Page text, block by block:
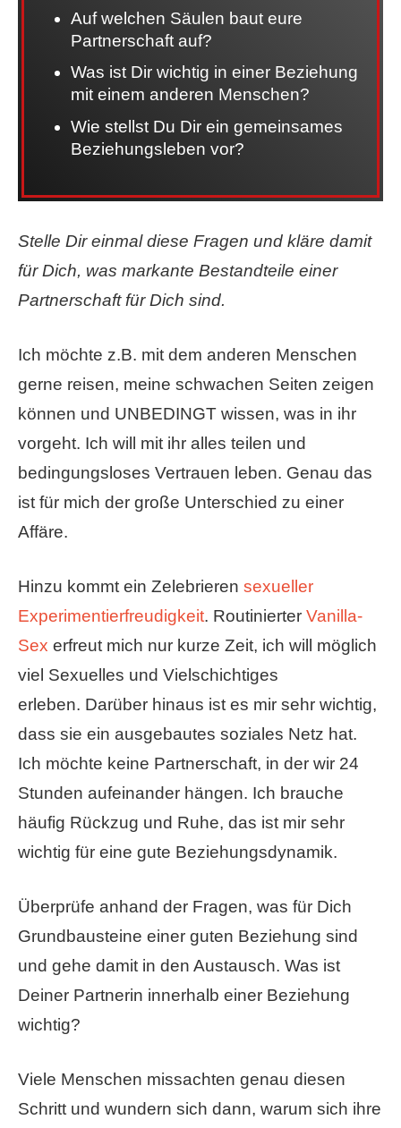
Auf welchen Säulen baut eure
Partnerschaft auf?
Was ist Dir wichtig in einer Beziehung
mit einem anderen Menschen?
Wie stellst Du Dir ein gemeinsames
Beziehungsleben vor?
Stelle Dir einmal diese Fragen und kläre damit
für Dich, was markante Bestandteile einer
Partnerschaft für Dich sind.
Ich möchte z.B. mit dem anderen Menschen
gerne reisen, meine schwachen Seiten zeigen
können und UNBEDINGT wissen, was in ihr
vorgeht. Ich will mit ihr alles teilen und
bedingungsloses Vertrauen leben. Genau das
ist für mich der große Unterschied zu einer
Affäre.
Hinzu kommt ein Zelebrieren sexueller
Experimentierfreudigkeit. Routinierter Vanilla-
Sex erfreut mich nur kurze Zeit, ich will möglich
viel Sexuelles und Vielschichtiges
erleben. Darüber hinaus ist es mir sehr wichtig,
dass sie ein ausgebautes soziales Netz hat.
Ich möchte keine Partnerschaft, in der wir 24
Stunden aufeinander hängen. Ich brauche
häufig Rückzug und Ruhe, das ist mir sehr
wichtig für eine gute Beziehungsdynamik.
Überprüfe anhand der Fragen, was für Dich
Grundbausteine einer guten Beziehung sind
und gehe damit in den Austausch. Was ist
Deiner Partnerin innerhalb einer Beziehung
wichtig?
Viele Menschen missachten genau diesen
Schritt und wundern sich dann, warum sich ihre